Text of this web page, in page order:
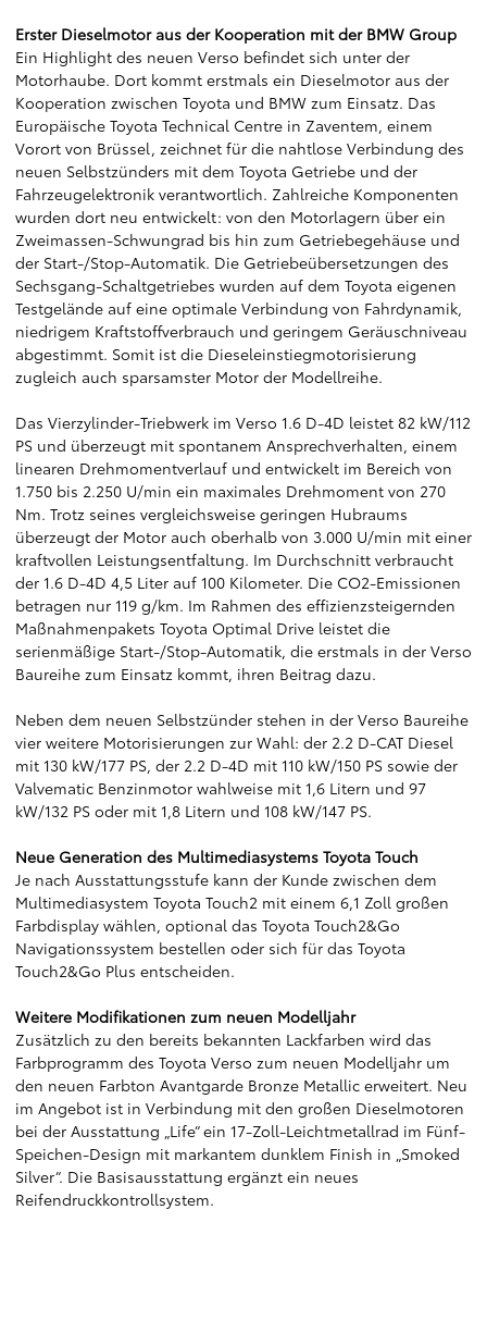
Erster Dieselmotor aus der Kooperation mit der BMW Group
Ein Highlight des neuen Verso befindet sich unter der
Motorhaube. Dort kommt erstmals ein Dieselmotor aus der
Kooperation zwischen Toyota und BMW zum Einsatz. Das
Europäische Toyota Technical Centre in Zaventem, einem
Vorort von Brüssel, zeichnet für die nahtlose Verbindung des
neuen Selbstzünders mit dem Toyota Getriebe und der
Fahrzeugelektronik verantwortlich. Zahlreiche Komponenten
wurden dort neu entwickelt: von den Motorlagern über ein
Zweimassen-Schwungrad bis hin zum Getriebegehäuse und
der Start-/Stop-Automatik. Die Getriebeübersetzungen des
Sechsgang-Schaltgetriebes wurden auf dem Toyota eigenen
Testgelände auf eine optimale Verbindung von Fahrdynamik,
niedrigem Kraftstoffverbrauch und geringem Geräuschniveau
abgestimmt. Somit ist die Dieseleinstiegmotorisierung
zugleich auch sparsamster Motor der Modellreihe.
Das Vierzylinder-Triebwerk im Verso 1.6 D-4D leistet 82 kW/112
PS und überzeugt mit spontanem Ansprechverhalten, einem
linearen Drehmomentverlauf und entwickelt im Bereich von
1.750 bis 2.250 U/min ein maximales Drehmoment von 270
Nm. Trotz seines vergleichsweise geringen Hubraums
überzeugt der Motor auch oberhalb von 3.000 U/min mit einer
kraftvollen Leistungsentfaltung. Im Durchschnitt verbraucht
der 1.6 D-4D 4,5 Liter auf 100 Kilometer. Die CO2-Emissionen
betragen nur 119 g/km. Im Rahmen des effizienzsteigernden
Maßnahmenpakets Toyota Optimal Drive leistet die
serienmäßige Start-/Stop-Automatik, die erstmals in der Verso
Baureihe zum Einsatz kommt, ihren Beitrag dazu.
Neben dem neuen Selbstzünder stehen in der Verso Baureihe
vier weitere Motorisierungen zur Wahl: der 2.2 D-CAT Diesel
mit 130 kW/177 PS, der 2.2 D-4D mit 110 kW/150 PS sowie der
Valvematic Benzinmotor wahlweise mit 1,6 Litern und 97
kW/132 PS oder mit 1,8 Litern und 108 kW/147 PS.
Neue Generation des Multimediasystems Toyota Touch
Je nach Ausstattungsstufe kann der Kunde zwischen dem
Multimediasystem Toyota Touch2 mit einem 6,1 Zoll großen
Farbdisplay wählen, optional das Toyota Touch2&Go
Navigationssystem bestellen oder sich für das Toyota
Touch2&Go Plus entscheiden.
Weitere Modifikationen zum neuen Modelljahr
Zusätzlich zu den bereits bekannten Lackfarben wird das
Farbprogramm des Toyota Verso zum neuen Modelljahr um
den neuen Farbton Avantgarde Bronze Metallic erweitert. Neu
im Angebot ist in Verbindung mit den großen Dieselmotoren
bei der Ausstattung „Life“ ein 17-Zoll-Leichtmetallrad im Fünf-
Speichen-Design mit markantem dunklem Finish in „Smoked
Silver“. Die Basisausstattung ergänzt ein neues
Reifendruckkontrollsystem.